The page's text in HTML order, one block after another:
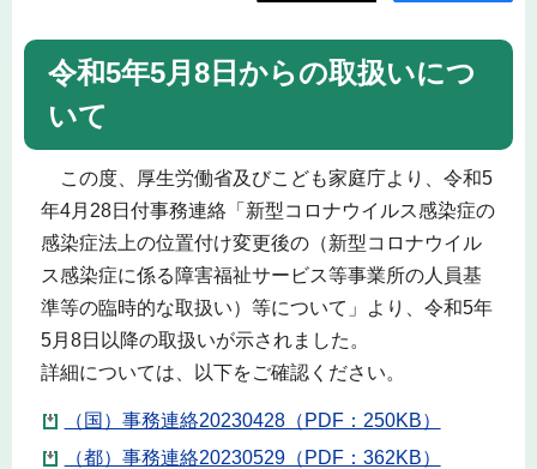
令和5年5月8日からの取扱いにつ
いて
この度、厚生労働省及びこども家庭庁より、令和5
年4月28日付事務連絡「新型コロナウイルス感染症の
感染症法上の位置付け変更後の（新型コロナウイル
ス感染症に係る障害福祉サービス等事業所の人員基
準等の臨時的な取扱い）等について」より、令和5年
5月8日以降の取扱いが示されました。
詳細については、以下をご確認ください。
（国）事務連絡20230428（PDF：250KB）
（都）事務連絡20230529（PDF：362KB）